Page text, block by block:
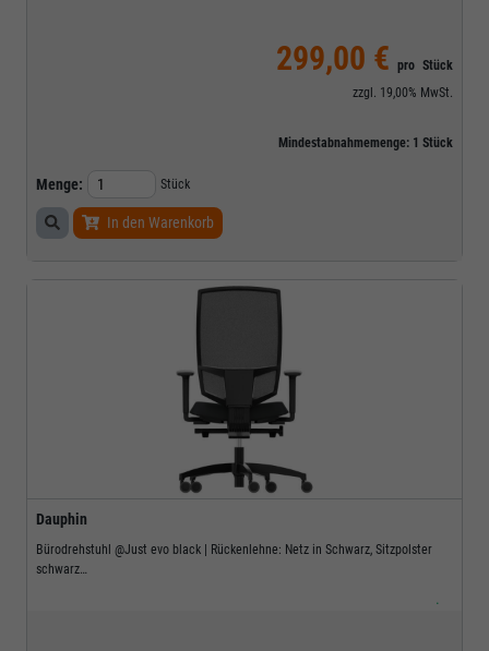
299,00 € pro Stück
zzgl. 19,00% MwSt.
Mindestabnahmemenge: 1 Stück
Menge: Stück
In den Warenkorb
Dauphin
Bürodrehstuhl @Just evo black | Rückenlehne: Netz in Schwarz, Sitzpolster
schwarz
.